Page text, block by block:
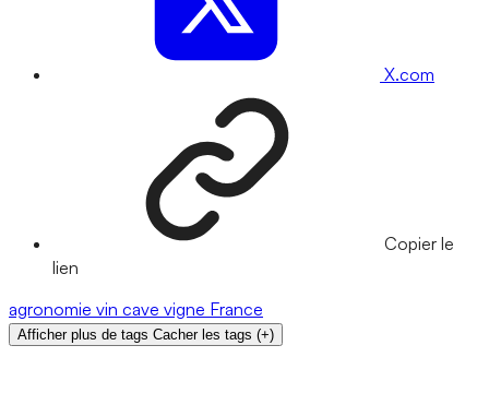
X.com
Copier le
lien
agronomie vin cave vigne France
Afficher plus de tags Cacher les tags (+)